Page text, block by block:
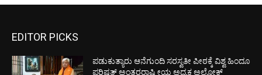
EDITOR PICKS
ಪಡುಕುತ್ಯಾರು ಆನೆಗುಂದಿ ಸರಸ್ವತೀ ಪೀಠಕ್ಕೆ ವಿಶ್ವ ಹಿಂದೂ
ಪರಿಷತ್ ಅಂತರರಾಷ್ಟ್ರೀಯ ಅಧ್ಯಕ್ಷ ಅಲೋಕ್